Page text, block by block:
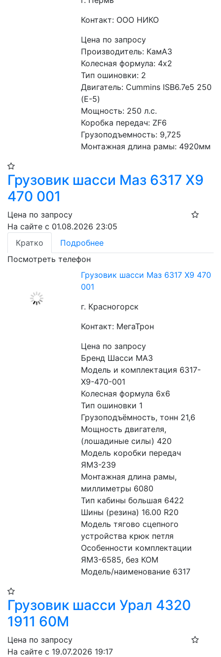
Контакт: ООО НИКО
Цена по запросу
Производитель: КамАЗ
Колесная формула: 4х2
Тип ошиновки: 2
Двигатель: Сummins ISB6.7e5 250
(Е-5)
Мощность: 250 л.с.
Коробка передач: ZF6
Грузоподъемность: 9,725
Монтажная длина рамы: 4920мм
Грузовик шасси Маз 6317 Х9
470 001
Цена по запросу
На сайте с 01.08.2026 23:05
Кратко
Подробнее
Посмотреть телефон
Грузовик шасси Маз 6317 Х9 470
001
г. Красногорск
Контакт: МегаТрон
Цена по запросу
Бренд Шасси МАЗ
Модель и комплектация 6317-
Х9-470-001
Колесная формула 6x6
Тип ошиновки 1
Грузоподъёмность, тонн 21,6
Мощность двигателя,
(лошадиные силы) 420
Модель коробки передач
ЯМЗ-239
Монтажная длина рамы,
миллиметры 6080
Тип кабины большая 6422
Шины (резина) 16.00 R20
Модель тягово сцепного
устройства крюк петля
Особенности комплектации
ЯМЗ-6585, без КОМ
Модель/наименование 6317
Грузовик шасси Урал 4320
1911 60М
Цена по запросу
На сайте с 19.07.2026 19:17